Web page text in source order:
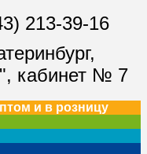
213-39-16
кабинет № 7
и в розницу